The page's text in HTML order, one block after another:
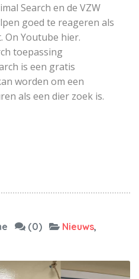
Search en de VZW
goed te reageren als
On Youtube hier.
toepassing
is een gratis
worden om een
als een dier zoek is.
(0) Nieuws,